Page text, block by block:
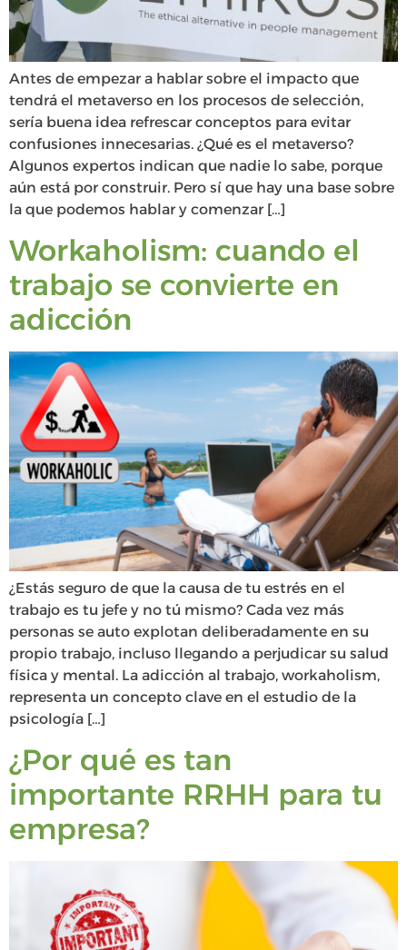
Antes de empezar a hablar sobre el impacto que
tendrá el metaverso en los procesos de selección,
sería buena idea refrescar conceptos para evitar
confusiones innecesarias. ¿Qué es el metaverso?
Algunos expertos indican que nadie lo sabe, porque
aún está por construir. Pero sí que hay una base sobre
la que podemos hablar y comenzar […]
Workaholism: cuando el
trabajo se convierte en
adicción
¿Estás seguro de que la causa de tu estrés en el
trabajo es tu jefe y no tú mismo? Cada vez más
personas se auto explotan deliberadamente en su
propio trabajo, incluso llegando a perjudicar su salud
física y mental. La adicción al trabajo, workaholism,
representa un concepto clave en el estudio de la
psicología […]
¿Por qué es tan
importante RRHH para tu
empresa?